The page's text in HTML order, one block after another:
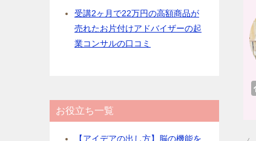
受講2ヶ月で22万円の高額商品が
売れたお片付けアドバイザーの起
業コンサルの口コミ
お役立ち一覧
【アイデアの出し方】脳の機能を